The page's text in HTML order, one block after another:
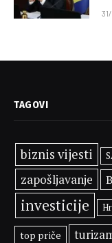
TAGOVI
biznis vijesti
zapošljavanje
investicije
top priče